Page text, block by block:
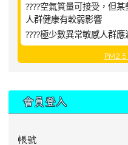
????空氣質量可接受，但
人群健康有較弱影響
????極少數異常敏感人群
會員登入
帳號